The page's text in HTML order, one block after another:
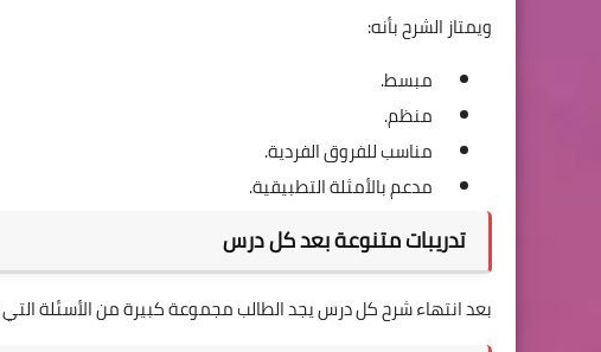
ويمتاز الشرح بأنه:
مبسط.
منظم.
مناسب للفروق الفردية.
مدعم بالأمثلة التطبيقية.
تدريبات متنوعة بعد كل درس
بعد انتهاء شرح كل درس يجد الطالب مجموعة كبيرة من الأسئلة